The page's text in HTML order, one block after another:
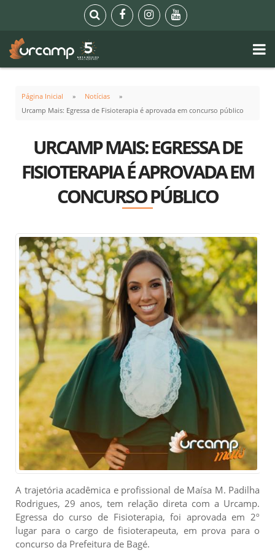
Página Inicial
Notícias
Urcamp Mais: Egressa de Fisioterapia é aprovada em concurso público
URCAMP MAIS: EGRESSA DE
FISIOTERAPIA É APROVADA EM
CONCURSO PÚBLICO
A trajetória acadêmica e profissional de Maísa M. Padilha
Rodrigues, 29 anos, tem relação direta com a Urcamp.
Egressa do curso de Fisioterapia, foi aprovada em 2º
lugar para o cargo de fisioterapeuta, em prova para o
concurso da Prefeitura de Bagé.